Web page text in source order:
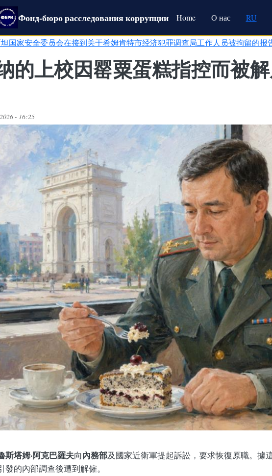
Фонд-бюро расследования коррупцииMain
Home О нас RU
国家安全委员会在接到关于希姆肯特市经济犯罪调查局工作人员被拘留的报
的上校因罂粟蛋糕指控而被
- 16:25
斯塔姆·阿克巴羅夫向內務部及國家近衛軍提起訴訟，要求恢復原職。據
的內部調查後遭到解僱。